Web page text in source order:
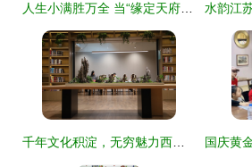
人生小满胜万全 当“缘定天府”开启一场艺术与爱的同行之旅
千年文化积淀，无穷魅力西湖——杭州西湖风景名胜区“活动周”在杭州市政协新时代协商民主实践中心开幕